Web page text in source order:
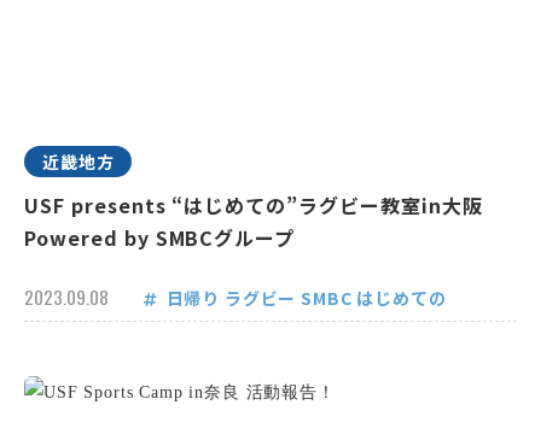
近畿地方
USF presents “はじめての”ラグビー教室in大阪
Powered by SMBCグループ
2023.09.08 日帰り ラグビー SMBC はじめての